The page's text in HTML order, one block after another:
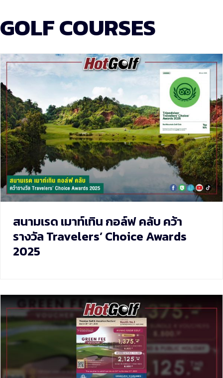
GOLF COURSES
สนามเรด เมาท์เทิน กอล์ฟ คลับ คว้า
รางวัล Travelers’ Choice Awards
2025